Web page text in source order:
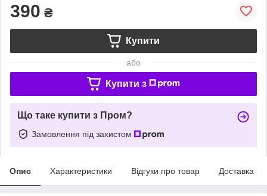
390 ₴
Купити
або
Купити з
Що таке купити з Пром?
Замовлення під захистом
Опис Характеристики Відгуки про товар Доставка